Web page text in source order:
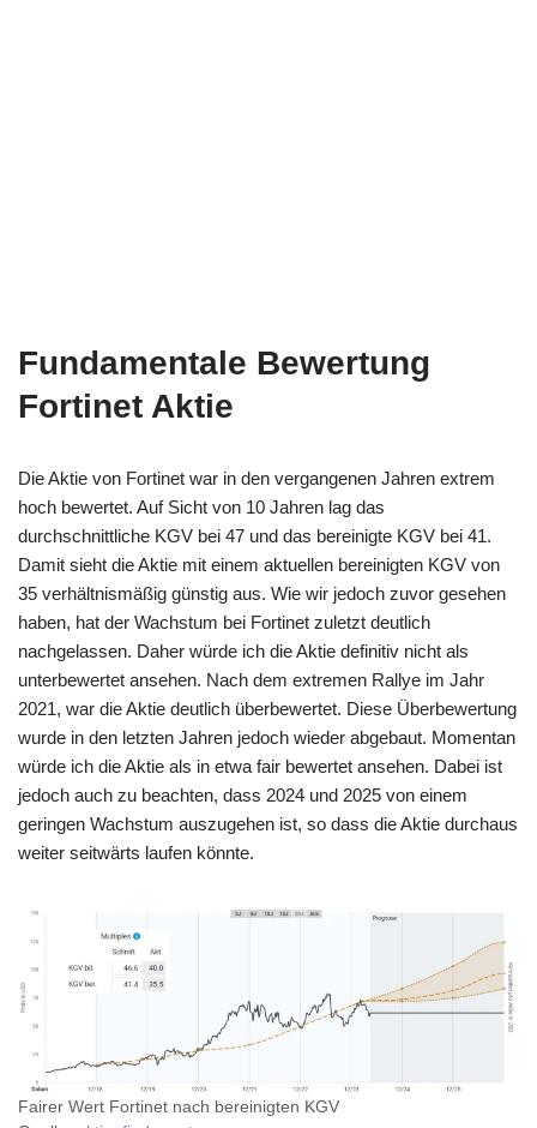
Fundamentale Bewertung
Fortinet Aktie
Die Aktie von Fortinet war in den vergangenen Jahren extrem
hoch bewertet. Auf Sicht von 10 Jahren lag das
durchschnittliche KGV bei 47 und das bereinigte KGV bei 41.
Damit sieht die Aktie mit einem aktuellen bereinigten KGV von
35 verhältnismäßig günstig aus. Wie wir jedoch zuvor gesehen
haben, hat der Wachstum bei Fortinet zuletzt deutlich
nachgelassen. Daher würde ich die Aktie definitiv nicht als
unterbewertet ansehen. Nach dem extremen Rallye im Jahr
2021, war die Aktie deutlich überbewertet. Diese Überbewertung
wurde in den letzten Jahren jedoch wieder abgebaut. Momentan
würde ich die Aktie als in etwa fair bewertet ansehen. Dabei ist
jedoch auch zu beachten, dass 2024 und 2025 von einem
geringen Wachstum auszugehen ist, so dass die Aktie durchaus
weiter seitwärts laufen könnte.
Fairer Wert Fortinet nach bereinigten KGV